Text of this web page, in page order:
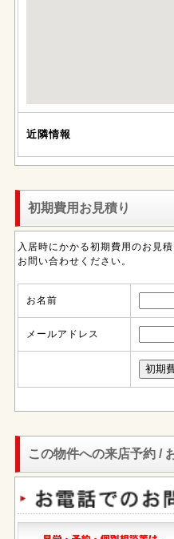
近隣情報
初期費用お見積り
入居時にかかる初期費用のお見
お問い合わせください。
お名前
メールアドレス
この物件への来店予約 /